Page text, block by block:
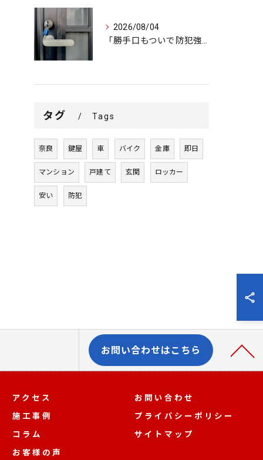
2026/08/04
「勝手口もついで防犯強化で安心をプラス」
タグ Tags
奈良 鍵屋 車 バイク 金庫 即日
マンション 戸建て 玄関 ロッカー
安い 防犯
お問い合わせはこちら
アクセス
施工事例
コラム
お客様の声
お問い合わせ
プライバシーポリシー
サイトマップ